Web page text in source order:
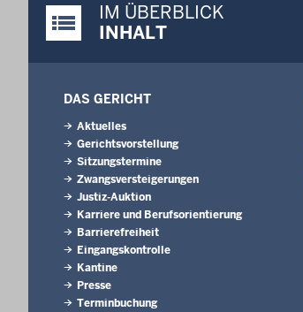
Justiz-Portal im Überblick:
IM ÜBERBLICK
INHALT
DAS GERICHT
Aktuelles
Gerichtsvorstellung
Sitzungstermine
Zwangsversteigerungen
Justiz-Auktion
Karriere und Berufsorientierung
Barrierefreiheit
Eingangskontrolle
Kantine
Presse
Terminbuchung